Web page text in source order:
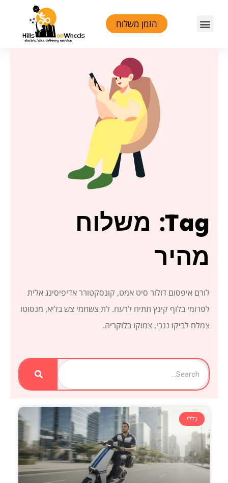
Menu הזמן משלוח
Tag: משלוח
מהיר
לורם איפסום דולור סיט אמט, קונסקטורר אדיפיסינג אלית
לפרומי בלוף קינץ תתיח לרעח. לת צשחמי צש בליא, מנסוטו
צמלח לביקו ננבי, צמוקו בלוקריה.
Search
כללי